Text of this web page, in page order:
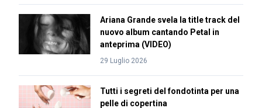
Ariana Grande svela la title track del
nuovo album cantando Petal in
anteprima (VIDEO)
29 Luglio 2026
Tutti i segreti del fondotinta per una
pelle di copertina